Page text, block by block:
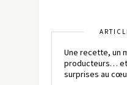
Une recette, un
producteurs…
surprises au